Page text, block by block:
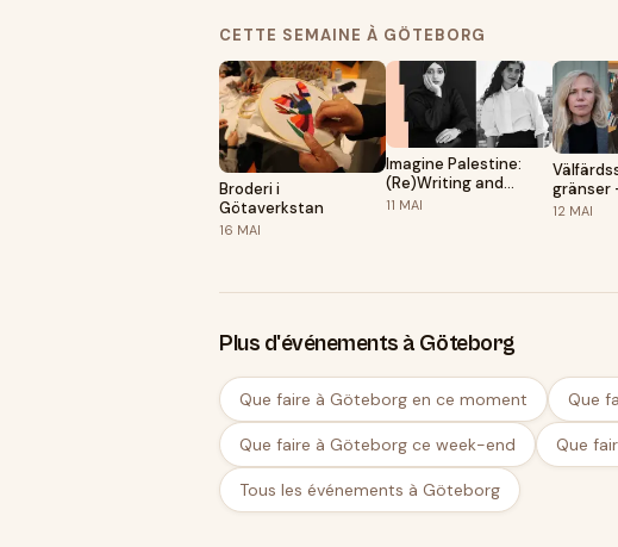
CETTE SEMAINE À GÖTEBORG
Broderi i
Götaverkstan
16 MAI
Imagine Palestine:
(Re)Writing and
Translating Future
11 MAI
gränser
12 MAI
Plus d'événements à Göteborg
Que faire à Göteborg en ce moment Que
Que faire à Göteborg ce week-end Que
Tous les événements à Göteborg